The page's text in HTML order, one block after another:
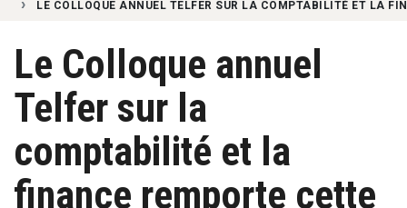
LE COLLOQUE ANNUEL TELFER SUR LA COMPTABILITÉ ET LA
Le Colloque annuel
Telfer sur la
comptabilité et la
finance remporte cette